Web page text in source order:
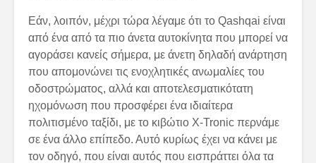
Εάν, λοιπόν, μέχρι τώρα λέγαμε ότι το Qashqai είναι
από ένα από τα πιο άνετα αυτοκίνητα που μπορεί να
αγοράσει κανείς σήμερα, με άνετη δηλαδή ανάρτηση
που απομονώνει τις ενοχλητικές ανωμαλίες του
οδοστρώματος, αλλά και αποτελεσματικότατη
ηχομόνωση που προσφέρει ένα ιδιαίτερα
πολιτισμένο ταξίδι, με το κιβώτιο X-Tronic περνάμε
σε ένα άλλο επίπεδο. Αυτό κυρίως έχει να κάνει με
τον οδηγό, που είναι αυτός που εισπράττει όλα τα